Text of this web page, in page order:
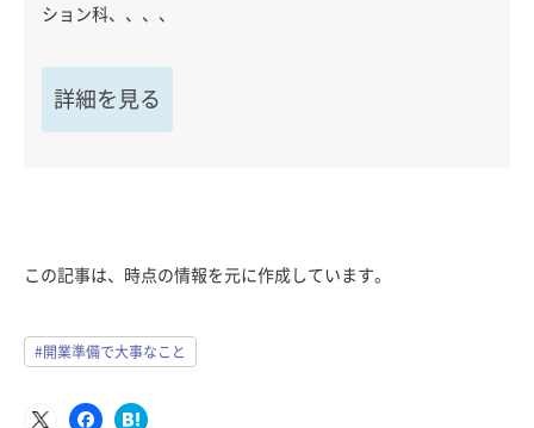
ション科、、、、
詳細を見る
この記事は、時点の情報を元に作成しています。
#開業準備で大事なこと